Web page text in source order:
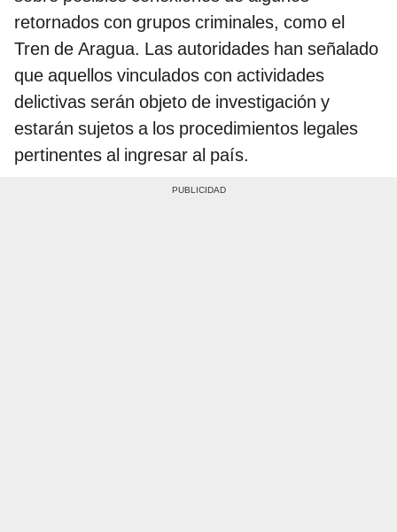
retornados con grupos criminales, como el
Tren de Aragua. Las autoridades han señalado
que aquellos vinculados con actividades
delictivas serán objeto de investigación y
estarán sujetos a los procedimientos legales
pertinentes al ingresar al país.